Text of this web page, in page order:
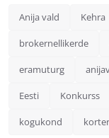
Anija vald Kehra
brokernellikerde
eramuturg
Eesti Konkurss
kogukond